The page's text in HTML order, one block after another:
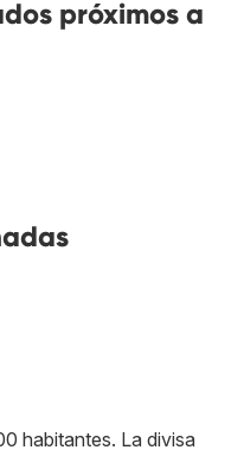
próximos a
habitantes. La divisa